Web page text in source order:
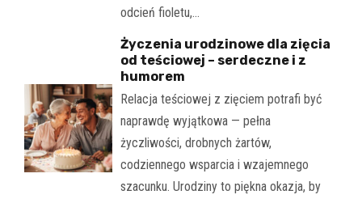
odcień fioletu,…
Życzenia urodzinowe dla zięcia
od teściowej – serdeczne i z
humorem
Relacja teściowej z zięciem potrafi być
naprawdę wyjątkowa — pełna
życzliwości, drobnych żartów,
codziennego wsparcia i wzajemnego
szacunku. Urodziny to piękna okazja, by